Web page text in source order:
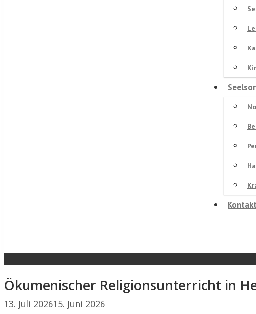
Kontakt
Ökumenischer Religionsunterricht in
13. Juli 202615. Juni 2026